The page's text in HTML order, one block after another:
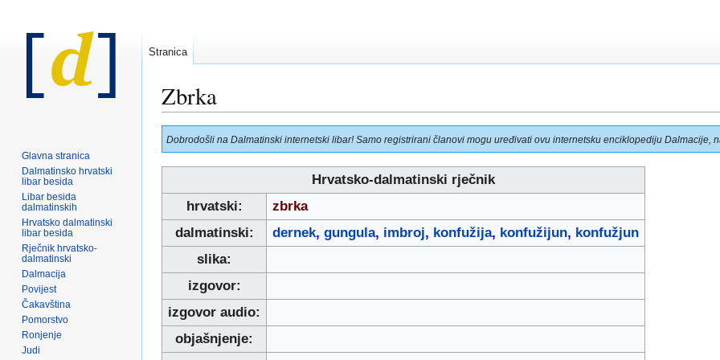
Zbrka
Prijeđi
na
navigaciju
Prijeđi
na
pretraživanje
Dobrodošli na Dalmatinski internetski libar! Samo registrirani članovi mogu uređivati ovu internetsku enciklopediju Dalmacije,
Hrvatsko-dalmatinski rječnik
hrvatski:
zbrka
dalmatinski:
dernek, gungula, imbroj, konfužija, konfužijun, konfužjun
slika:
izgovor:
izgovor audio:
objašnjenje:
Stranica
Glavna stranica
Dalmatinsko hrvatski
libar besida
Libar besida
dalmatinskih
Hrvatsko dalmatinski
libar besida
Rječnik hrvatsko-
dalmatinski
Dalmacija
Povijest
Čakavština
Pomorstvo
Ronjenje
Judi